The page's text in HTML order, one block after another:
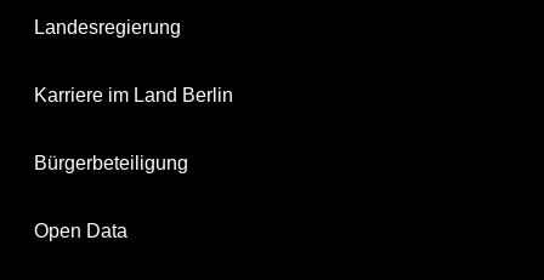
Landesregierung
Karriere im Land Berlin
Bürgerbeteiligung
Open Data